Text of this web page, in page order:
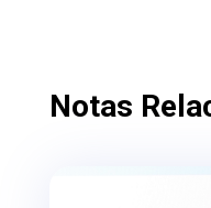
Notas